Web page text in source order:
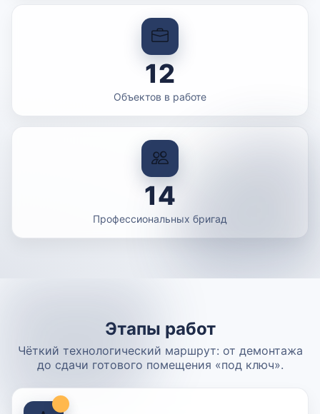
12
Объектов в работе
14
Профессиональных бригад
Этапы работ
Чёткий технологический маршрут: от демонтажа
до сдачи готового помещения «под ключ».